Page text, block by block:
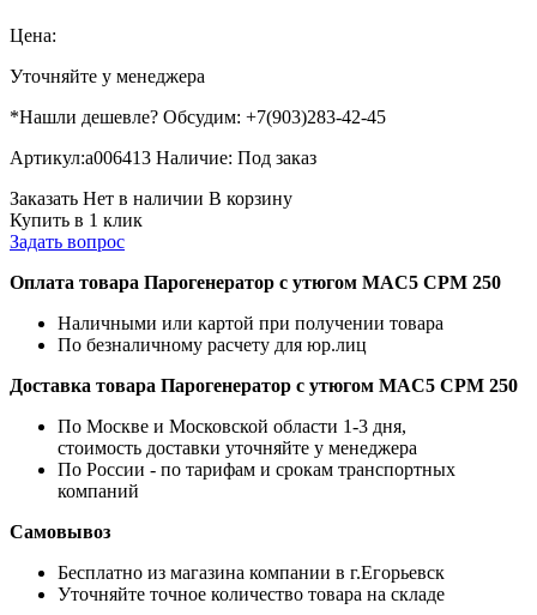
Цена:
Уточняйте у менеджера
*Нашли дешевле? Обсудим: +7(903)283-42-45
Артикул:a006413 Наличие: Под заказ
Заказать Нет в наличии В корзину
Купить в 1 клик
Задать вопрос
Оплата товара Парогенератор с утюгом MAC5 CPM 250
Наличными или картой при получении товара
По безналичному расчету для юр.лиц
Доставка товара Парогенератор с утюгом MAC5 CPM 250
По Москве и Московской области 1-3 дня,
стоимость доставки уточняйте у менеджера
По России - по тарифам и срокам транспортных
компаний
Самовывоз
Бесплатно из магазина компании в г.Егорьевск
Уточняйте точное количество товара на складе